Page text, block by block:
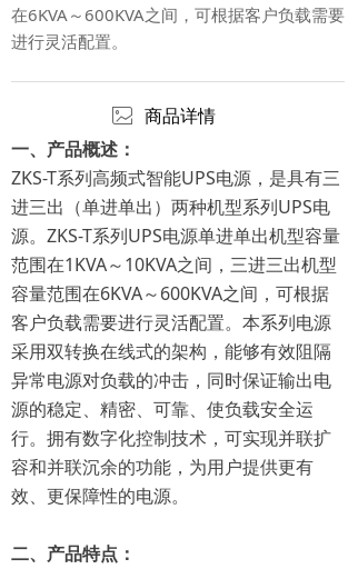
在6KVA～600KVA之间，可根据客户负载需要
进行灵活配置。
商品详情
一、产品概述：
ZKS-T系列高频式智能UPS电源，是具有三
进三出（单进单出）两种机型系列UPS电
源。ZKS-T系列UPS电源单进单出机型容量
范围在1KVA～10KVA之间，三进三出机型
容量范围在6KVA～600KVA之间，可根据
客户负载需要进行灵活配置。本系列电源
采用双转换在线式的架构，能够有效阻隔
异常电源对负载的冲击，同时保证输出电
源的稳定、精密、可靠、使负载安全运
行。拥有数字化控制技术，可实现并联扩
容和并联沉余的功能，为用户提供更有
效、更保障性的电源。
二、产品特点：
ꂈ